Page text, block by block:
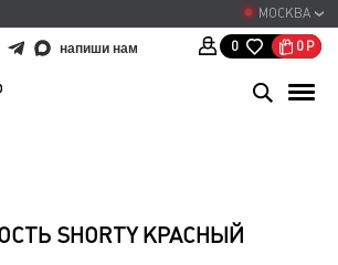
МОСКВА
напиши нам 0 0 Р
SHORTY КРАСНЫЙ